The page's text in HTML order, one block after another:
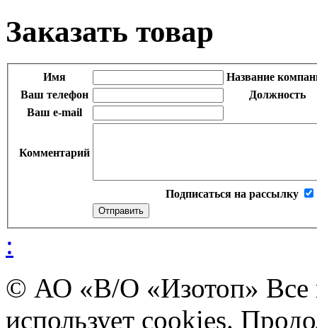
Заказать товар
Имя
Название
Ваш телефон
Должность
Ваш e-mail
Комментарий
Подписаться на рассылку
:
© АО «В/О «Изотоп» Все
использует cookies.